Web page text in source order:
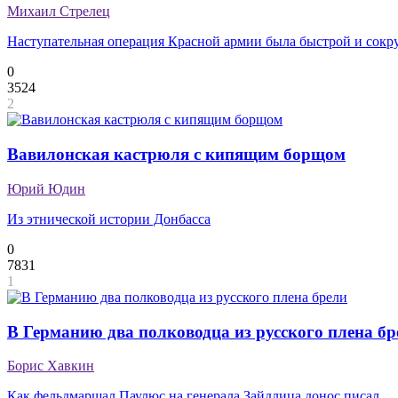
Михаил Стрелец
Наступательная операция Красной армии была быстрой и
0
3524
2
Вавилонская кастрюля с кипящим борщом
Юрий Юдин
Из этнической истории Донбасса
0
7831
1
В Германию два полководца из русского плена
Борис Хавкин